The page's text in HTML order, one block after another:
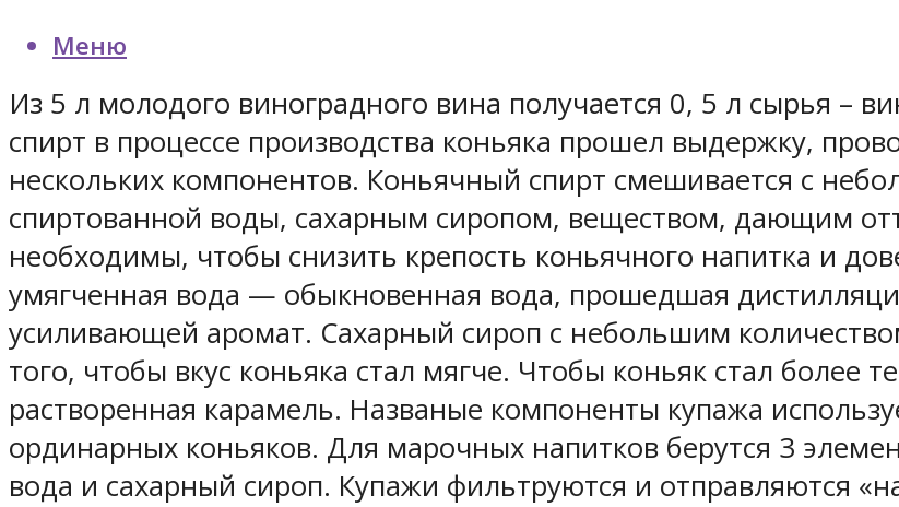
Меню
Из 5 л молодого виноградного вина получается 0, 5 л сырья –
спирт в процессе производства коньяка прошел выдержку,
нескольких компонентов. Коньячный спирт смешивается с
спиртованной воды, сахарным сиропом, веществом, дающим
необходимы, чтобы снизить крепость коньячного напитка и
умягченная вода — обыкновенная вода, прошедшая
усиливающей аромат. Сахарный сироп с небольшим
того, чтобы вкус коньяка стал мягче. Чтобы коньяк стал более
растворенная карамель. Названые компоненты купажа
ординарных коньяков. Для марочных напитков берутся 3
вода и сахарный сироп. Купажи фильтруются и отправляются